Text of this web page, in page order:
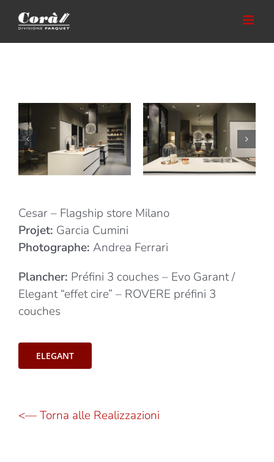
content
Cesar – Flagship store Milano
Projet: Garcia Cumini
Photographe: Andrea Ferrari
Plancher: Préfini 3 couches – Evo Garant /
Elegant “effet cire” – ROVERE préfini 3
couches
ELEGANT
<— Torna alle Realizzazioni